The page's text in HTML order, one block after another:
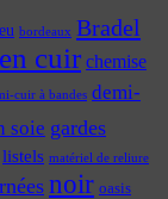
bordeaux Bradel
cuir chemise
cuir à bandes demi-
soie gardes
listels matériel de reliure
noir oasis